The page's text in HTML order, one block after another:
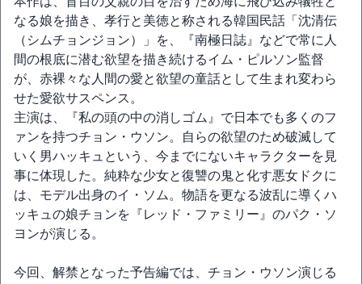
なる娘を描き、孝行と美徳と称される韓国民話「沈清伝
（シムチョンジョン）」を、『南極日誌』などで常に人
間の根底に潜む欲望を描き続けるイム・ピルソン監督
が、赤裸々な人間の愛と欲望の童話として生まれ変わら
せた愛欲サスペンス。
主演は、『私の頭の中の消しゴム』で日本でも多くのフ
ァンを持つチョン・ウソン。自らの欲望のため破滅して
いく男ハッキュという、今までにないキャラクターを見
事に体現した。純粋な少女と復讐の鬼と化す悪女ドクに
は、モデル出身のイ・ソム。物語を更なる波乱に導くハ
ッキュの娘チョンを『レッド・ファミリー』のパク・ソ
ヨンが演じる。
今回、解禁となった予告編では、チョン・ウソン演じる